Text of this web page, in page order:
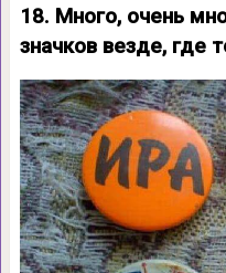
18. Много, очень
значков везде, где